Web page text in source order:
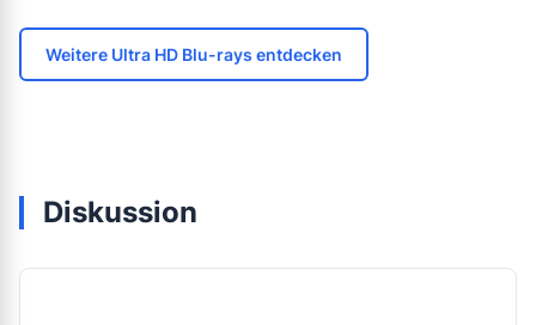
Weitere Ultra HD Blu-rays entdecken
Diskussion